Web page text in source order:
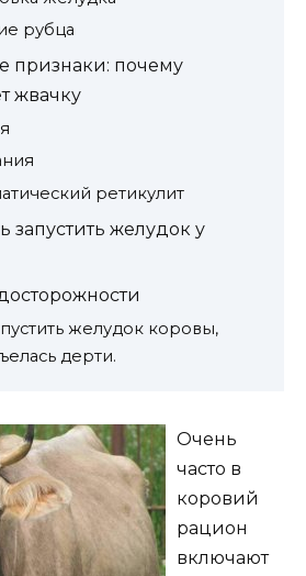
рубца
признаки: почему
жвачку
ретикулит
запустить желудок у
желудок коровы,
дерти.
Очень
часто в
коровий
рацион
включают